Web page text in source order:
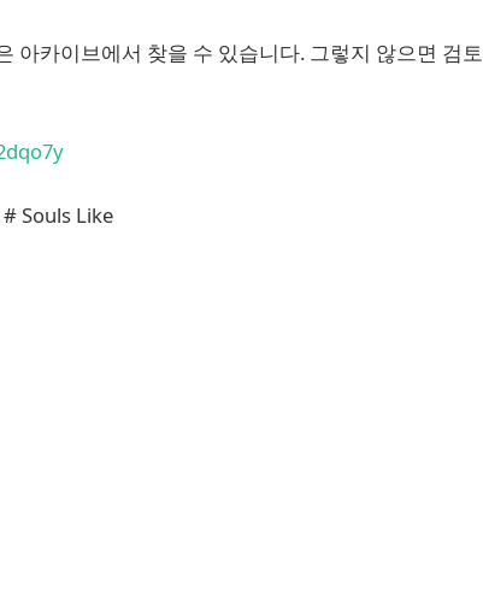
아카이브에서 찾을 수 있습니다. 그렇지 않으면 검토
Souls Like